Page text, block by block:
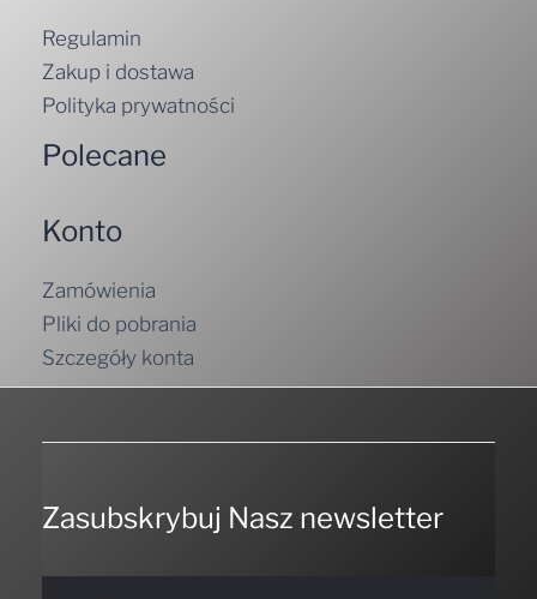
Regulamin
Zakup i dostawa
Polityka prywatności
Polecane
Konto
Zamówienia
Pliki do pobrania
Szczegóły konta
Zasubskrybuj Nasz newsletter